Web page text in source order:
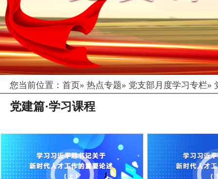
您当前位置： 首页» 热点专题» 党支部月度学习专栏»
党建篇·学习课程